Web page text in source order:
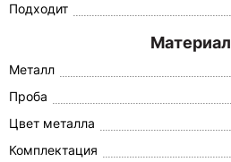
Подходит
Материал
Металл
Проба
Цвет металла
Комплектация